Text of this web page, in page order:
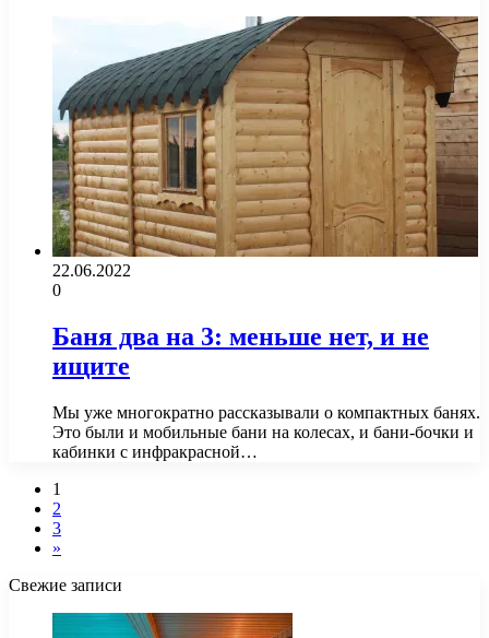
22.06.2022
0
Баня два на 3: меньше нет, и не
ищите
Мы уже многократно рассказывали о компактных банях.
Это были и мобильные бани на колесах, и бани-бочки и
кабинки с инфракрасной…
1
2
3
»
Свежие записи